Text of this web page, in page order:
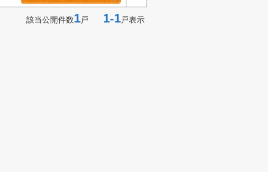
該当公開件数1戸 1-1戸表示